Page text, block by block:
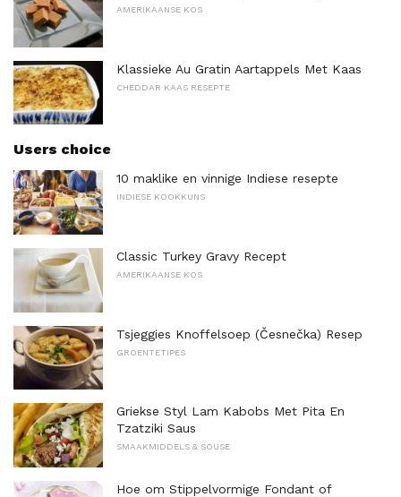
AMERIKAANSE KOS
Klassieke Au Gratin Aartappels Met Kaas
CHEDDAR KAAS RESEPTE
Users choice
10 maklike en vinnige Indiese resepte
INDIESE KOOKKUNS
Classic Turkey Gravy Recept
AMERIKAANSE KOS
Tsjeggies Knoffelsoep (Česnečka) Resep
GROENTETIPES
Griekse Styl Lam Kabobs Met Pita En
Tzatziki Saus
SMAAKMIDDELS & SOUSE
Hoe om Stippelvormige Fondant of